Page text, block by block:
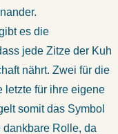
es die
jede Zitze der Kuh
nährt. Zwei für die
letzte für ihre eigene
somit das Symbol
dankbare Rolle, da